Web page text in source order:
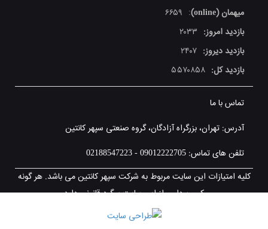
میهمان (online)
:
۶۶۵۹
بازدید امروز: ۲۰۳۳
بازدید دیروز: ۲۴۰۷
بازدید کل: ۵۵۷۰۸۵۸
تماس با ما
آدرس: تهران، بزرگراه آزادگان، گروه صنعتی سپهر کانتین
تلفن های تماس: 09012222705 - 02188547223
کلیه امتیازات این سایت مربوط به شرکت سپهر کانتین می باشد. هر گونه
کپی برداری از این سایت پیگرد قانونی دارد